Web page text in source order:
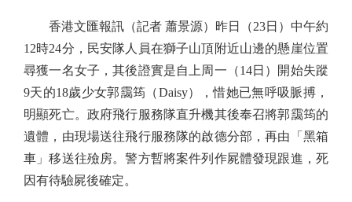
香港文匯報訊（記者 蕭景源）昨日（23日）中午約
12時24分，民安隊人員在獅子山頂附近山邊的懸崖位置
尋獲一名女子，其後證實是自上周一（14日）開始失蹤
9天的18歲少女郭靄筠（Daisy），惜她已無呼吸脈搏，
明顯死亡。政府飛行服務隊直升機其後奉召將郭靄筠的
遺體，由現場送往飛行服務隊的啟德分部，再由「黑箱
車」移送往殮房。警方暫將案件列作屍體發現跟進，死
因有待驗屍後確定。